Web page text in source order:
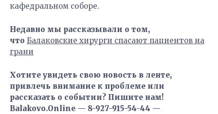
кафедральном соборе.
Недавно мы рассказывали о том,
что Балаковские хирурги спасают пациентов на
грани
Хотите увидеть свою новость в ленте,
привлечь внимание к проблеме или
рассказать о событии? Пишите нам!
Balakovo.Online — 8-927-915-54-44 —